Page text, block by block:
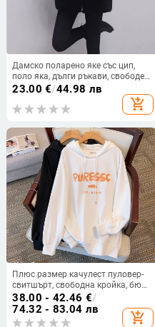
Дамско поларено яке със цип,
поло яка, дълги ръкави, свободен
силует; полиестер-еластанова
23.00 €/44.98 лв
add_shopping_cart
Плюс размер качулест пуловер-
свитшърт, свободна кройка, бюст
150/170 см, модел 6671
38.00 - 42.46 €/
74.32 - 83.04 лв
add_shopping_cart